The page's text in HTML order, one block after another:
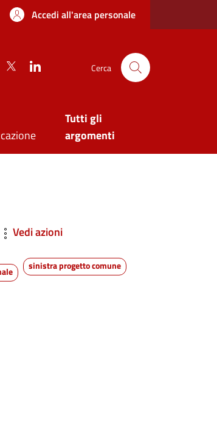
Accedi all'area personale
WhatsApp
Twitter Cerca
Tutti gli
argomenti
Vedi azioni
sinistra progetto comune